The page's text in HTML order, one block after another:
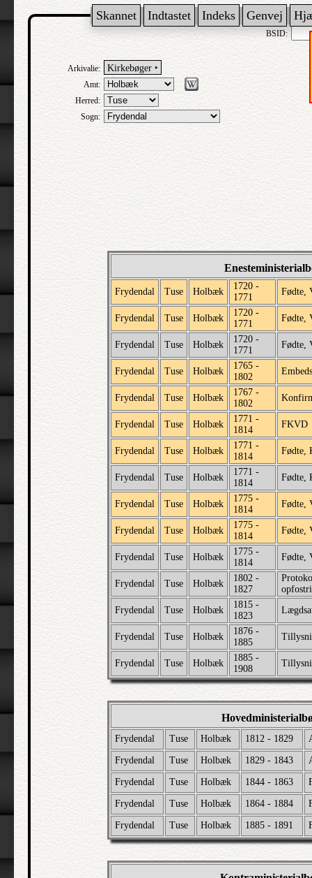
Skannet Indtastet Indeks Genvej
BSID:
Arkivalie: Kirkebøger ‣
Amt:
Herred:
Sogn:
Frydendal Tuse Holbæk
1720 -
1771
Fødte,
Frydendal Tuse Holbæk
1720 -
1771
Fødte,
Frydendal Tuse Holbæk
1720 -
1771
Fødte,
Frydendal Tuse Holbæk
1765 -
1802
Frydendal Tuse Holbæk
1767 -
1802
Frydendal Tuse Holbæk
1771 -
1814
FKVD
Frydendal Tuse Holbæk
1771 -
1814
Fødte,
Frydendal Tuse Holbæk
1771 -
1814
Fødte,
Frydendal Tuse Holbæk
1775 -
1814
Fødte,
Frydendal Tuse Holbæk
1775 -
1814
Fødte,
Frydendal Tuse Holbæk
1775 -
1814
Fødte,
Frydendal Tuse Holbæk
1802 -
1827
Frydendal
Tuse Holbæk
1815 -
1823
Frydendal Tuse Holbæk
1876 -
1885
Frydendal Tuse Holbæk
1885 -
1908
Frydendal Tuse Holbæk 1812 - 1829
Frydendal Tuse Holbæk 1829 - 1843
Frydendal Tuse Holbæk 1844 - 1863
Frydendal Tuse Holbæk 1864 - 1884
Frydendal Tuse Holbæk 1885 - 1891